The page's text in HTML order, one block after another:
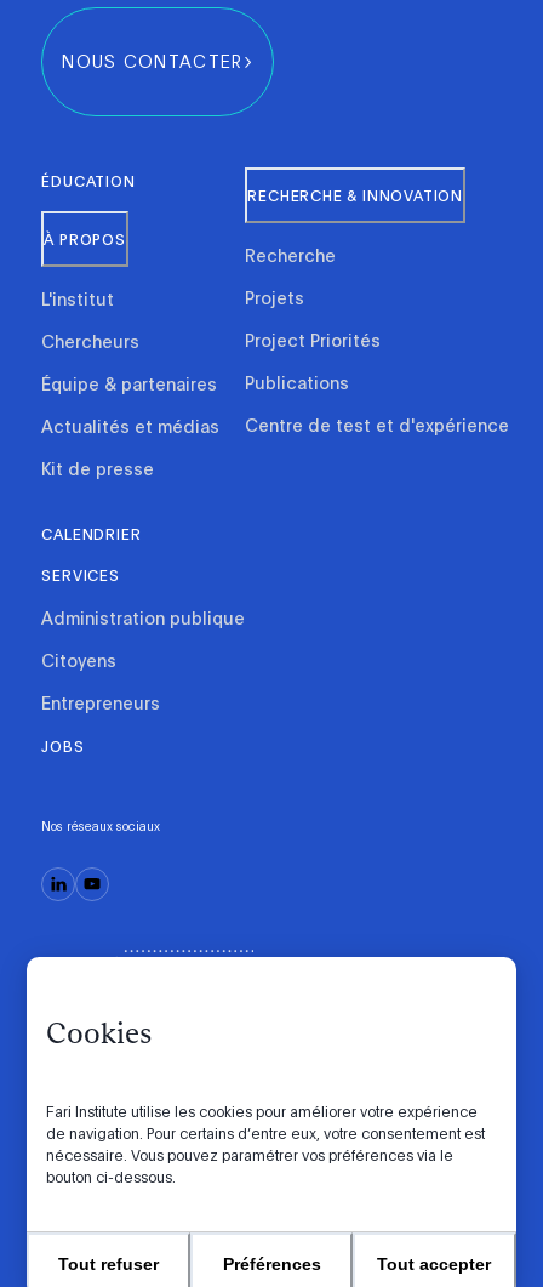
Cookies
Fari Institute utilise les cookies pour améliorer votre expérience
de navigation. Pour certains d’entre eux, votre consentement est
nécessaire. Vous pouvez paramétrer vos préférences via le
bouton ci-dessous.
Tout refuser Préférences Tout accepter
NOUS CONTACTER
ÉDUCATION
À PROPOS
L'institut
Chercheurs
Équipe & partenaires
Actualités et médias
Kit de presse
RECHERCHE & INNOVATION
Recherche
Projets
Project Priorités
Publications
Centre de test et d'expérience
CALENDRIER
SERVICES
Administration publique
Citoyens
Entrepreneurs
JOBS
Nos réseaux sociaux
Code de conduite Manifesto Intranet
Paramètres des cookies
© 2026 FARI. Tous droits réservés.